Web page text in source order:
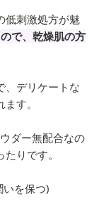
低刺激処方が魅
で、乾燥肌の方
、デリケートな
す。
ダー無配合なの
りです。
を保つ)